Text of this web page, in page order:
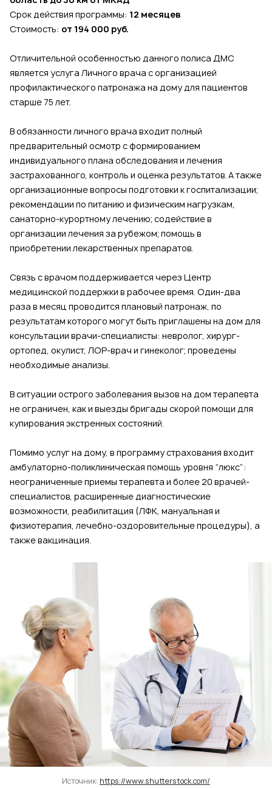
Срок действия программы: 12 месяцев
Стоимость: от 194 000 руб.
Отличительной особенностью данного полиса ДМС
является услуга Личного врача с организацией
профилактического патронажа на дому для пациентов
старше 75 лет.
В обязанности личного врача входит полный
предварительный осмотр с формированием
индивидуального плана обследования и лечения
застрахованного, контроль и оценка результатов. А также
организационные вопросы подготовки к госпитализации;
рекомендации по питанию и физическим нагрузкам,
санаторно-курортному лечению; содействие в
организации лечения за рубежом; помощь в
приобретении лекарственных препаратов.
Связь с врачом поддерживается через Центр
медицинской поддержки в рабочее время. Один-два
раза в месяц проводится плановый патронаж, по
результатам которого могут быть приглашены на дом для
консультации врачи-специалисты: невролог, хирург-
ортопед, окулист, ЛОР-врач и гинеколог; проведены
необходимые анализы.
В ситуации острого заболевания вызов на дом терапевта
не ограничен, как и выезды бригады скорой помощи для
купирования экстренных состояний.
Помимо услуг на дому, в программу страхования входит
амбулаторно-поликлиническая помощь уровня “люкс”:
неограниченные приемы терапевта и более 20 врачей-
специалистов, расширенные диагностические
возможности, реабилитация (ЛФК, мануальная и
физиотерапия, лечебно-оздоровительные процедуры), а
также вакцинация.
Источник: https://www.shutterstock.com/